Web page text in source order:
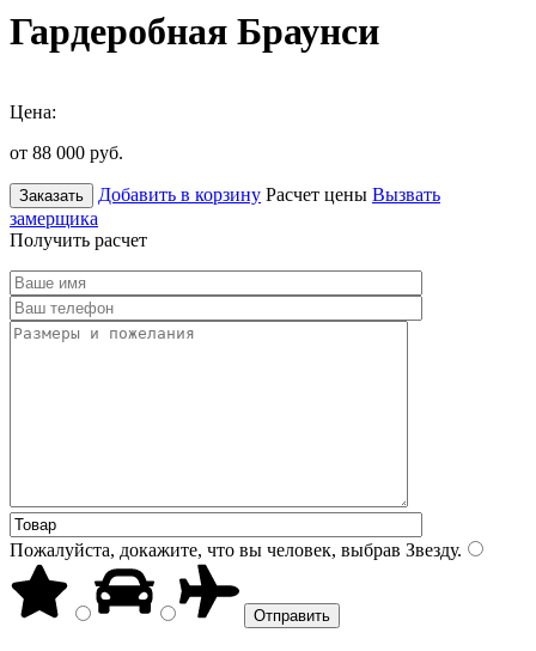
Гардеробная Браунси
Цена:
от 88 000 руб.
Заказать Добавить в корзину Расчет цены Вызвать
замерщика
Получить расчет
Пожалуйста, докажите, что вы человек, выбрав Звезду.